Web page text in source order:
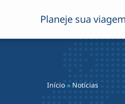
Planeje sua viagem
Início » Notícias